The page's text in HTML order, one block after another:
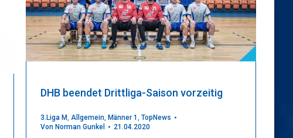
DHB beendet Drittliga-Saison vorzeitig
3.Liga M, Allgemein, Männer 1 , TopNews
Von Norman Gunkel 21.04.2020